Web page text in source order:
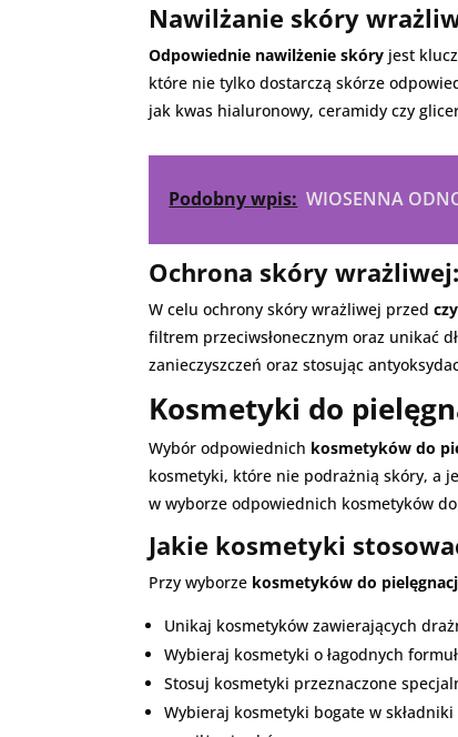
Nawilżanie skóry
Odpowiednie nawilżenie skóry jest
które nie tylko dostarczą skórze
jak kwas hialuronowy, ceramidy czy
Podobny wpis: WIOSENNA
Ochrona skóry
W celu ochrony skóry wrażliwej przed
filtrem przeciwsłonecznym oraz unikać
zanieczyszczeń oraz stosując
Kosmetyki do
Wybór odpowiednich kosmetyków do
kosmetyki, które nie podrażnią skóry, a
w wyborze odpowiednich kosmetyków
Jakie kosmetyki
Przy wyborze kosmetyków do
Unikaj kosmetyków zawierających
Wybieraj kosmetyki o łagodnych
Stosuj kosmetyki przeznaczone
Wybieraj kosmetyki bogate w